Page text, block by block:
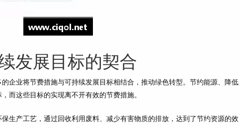
发展目标的契合
企业将节费措施与可持续发展目标相结合，推动绿色转型。节约能源、降低
而这些目标的实现离不开有效的节费措施。
生产工艺，通过回收利用废料、减少有害物质的排放，达到了节约资源的效